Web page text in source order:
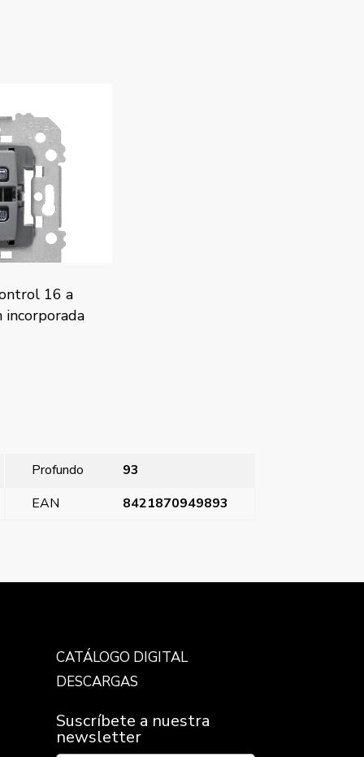
16 a
incorporada
Profundo
93
EAN 8421870949893
CATÁLOGO DIGITAL
DESCARGAS
Suscríbete a nuestra
newsletter